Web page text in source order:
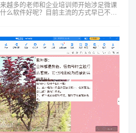
越多的老师和企业培训师开始涉足微课
么软件好呢？目前主流的方式早已不再